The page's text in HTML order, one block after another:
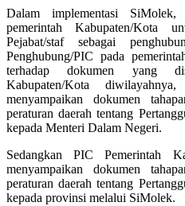
Dalam implementasi SiMolek,
pemerintah Kabupaten/Kota
Pejabat/staf sebagai
Penghubung/PIC pada
terhadap dokumen yang
Kabupaten/Kota
menyampaikan dokumen
peraturan daerah tentang
kepada Menteri Dalam Negeri.
Sedangkan PIC Pemerintah
menyampaikan dokumen
peraturan daerah tentang
kepada provinsi melalui SiMolek.